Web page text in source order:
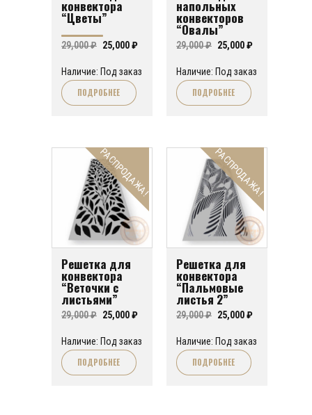
конвектора
“Цветы”
29,000₽ Первоначальная
составляла
29,000 ₽.
25,000₽Текущая
25,000 ₽.
Наличие: Под заказ
ПОДРОБНЕЕ
напольных
конвекторов
“Овалы”
29,000₽ Первоначальная
составляла
29,000 ₽.
25,000₽Текущая
25,000 ₽.
Наличие: Под заказ
ПОДРОБНЕЕ
РАСПРОДАЖА!
Решетка для
конвектора
“Веточки с
листьями”
29,000₽ Первоначальная
составляла
29,000 ₽.
25,000₽Текущая
25,000 ₽.
Наличие: Под заказ
ПОДРОБНЕЕ
РАСПРОДАЖА!
Решетка для
конвектора
“Пальмовые
листья 2”
29,000₽ Первоначальная
составляла
29,000 ₽.
25,000₽Текущая
25,000 ₽.
Наличие: Под заказ
ПОДРОБНЕЕ